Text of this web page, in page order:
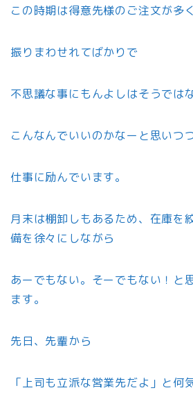
この時期は得意先様のご注文が多く
振りまわせれてばかりで
不思議な事にもんよしはそうではな
こんなんでいいのかなーと思いつ
仕事に励んでいます。
月末は棚卸しもあるため、在庫を
備を徐々にしながら
あーでもない。そーでもない！と
ます。
先日、先輩から
「上司も立派な営業先だよ」と何